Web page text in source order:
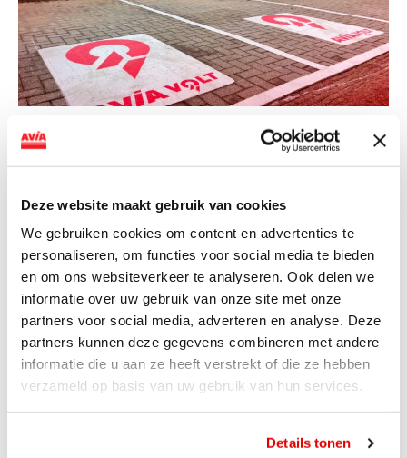
Deze website maakt gebruik van cookies
We gebruiken cookies om content en advertenties te
personaliseren, om functies voor social media te bieden
en om ons websiteverkeer te analyseren. Ook delen we
informatie over uw gebruik van onze site met onze
partners voor social media, adverteren en analyse. Deze
partners kunnen deze gegevens combineren met andere
informatie die u aan ze heeft verstrekt of die ze hebben
verzameld op basis van uw gebruik van hun services.
Details tonen
NIEUWS
AVIA VOLT en Fletcher Hotels starten
landelijke uitrol van DC-
AVIA VOLT en Fletcher Hotels starten landelijke uitrol
van DC-snellaadinfrastructuur AVIA VOLT en...
Lees verder